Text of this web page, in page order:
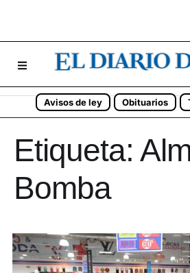
Avisos de ley Obituarios
Etiqueta:
Bomba